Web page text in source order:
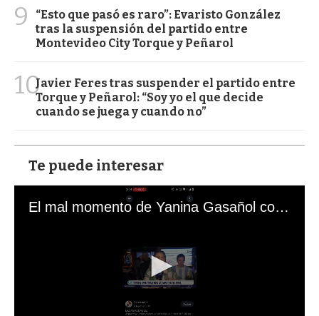
9
“Esto que pasó es raro”: Evaristo González
tras la suspensión del partido entre
Montevideo City Torque y Peñarol
10Javier Feres tras suspender el partido entre
Torque y Peñarol: “Soy yo el que decide
cuando se juega y cuando no”
Te puede interesar
El mal momento de Yanina Gasañol con un hincha argentino en "Subrayado"